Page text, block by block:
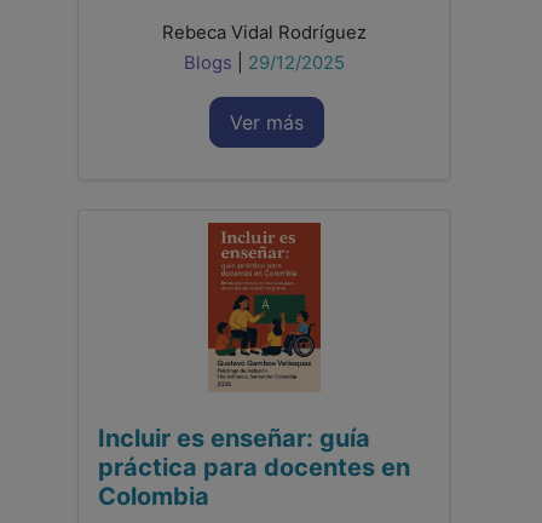
Rebeca Vidal Rodríguez
Blogs
29/12/2025
Ver más
Incluir es enseñar: guía
práctica para docentes en
Colombia